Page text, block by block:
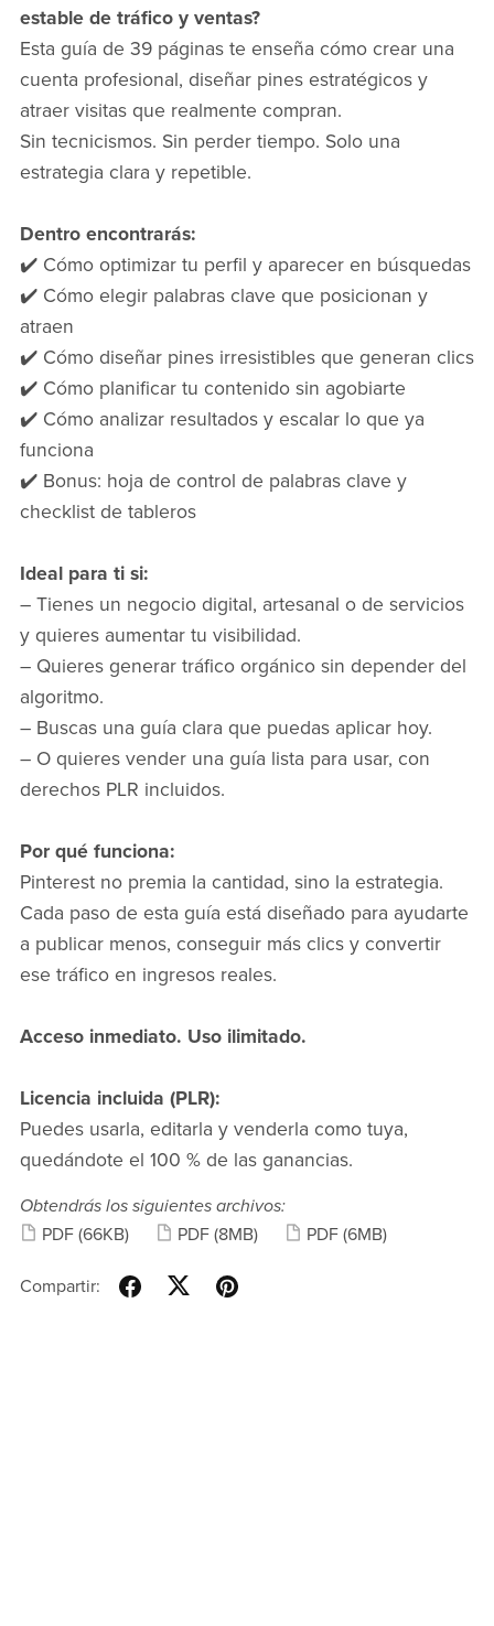
estable de tráfico y ventas?
Esta guía de 39 páginas te enseña cómo crear una
cuenta profesional, diseñar pines estratégicos y
atraer visitas que realmente compran.
Sin tecnicismos. Sin perder tiempo. Solo una
estrategia clara y repetible.
Dentro encontrarás:
✔️ Cómo optimizar tu perfil y aparecer en búsquedas
✔️ Cómo elegir palabras clave que posicionan y
atraen
✔️ Cómo diseñar pines irresistibles que generan clics
✔️ Cómo planificar tu contenido sin agobiarte
✔️ Cómo analizar resultados y escalar lo que ya
funciona
✔️ Bonus: hoja de control de palabras clave y
checklist de tableros
Ideal para ti si:
– Tienes un negocio digital, artesanal o de servicios
y quieres aumentar tu visibilidad.
– Quieres generar tráfico orgánico sin depender del
algoritmo.
– Buscas una guía clara que puedas aplicar hoy.
– O quieres vender una guía lista para usar, con
derechos PLR incluidos.
Por qué funciona:
Pinterest no premia la cantidad, sino la estrategia.
Cada paso de esta guía está diseñado para ayudarte
a publicar menos, conseguir más clics y convertir
ese tráfico en ingresos reales.
Acceso inmediato. Uso ilimitado.
Licencia incluida (PLR):
Puedes usarla, editarla y venderla como tuya,
quedándote el 100 % de las ganancias.
Obtendrás los siguientes archivos:
PDF (66KB) PDF (8MB) PDF (6MB)
Compartir: